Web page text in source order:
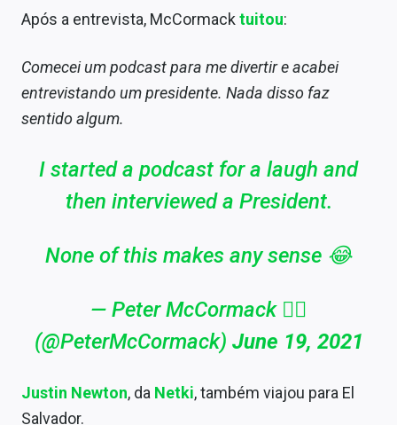
Após a entrevista, McCormacktuitou:
Comecei um podcast para me divertir e acabei
entrevistando um presidente. Nada disso faz
sentido algum.
I started a podcast for a laugh and
then interviewed a President.
None of this makes any sense 😂
— Peter McCormack 🏴‍☠️
(@PeterMcCormack) June 19, 2021
Justin Newton, da Netki, também viajou para El
Salvador.